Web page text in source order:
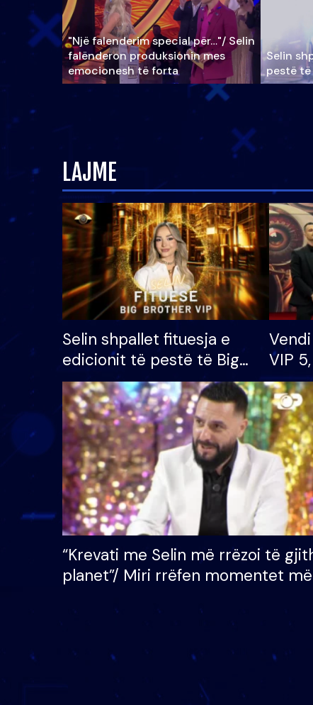
"Një falenderim special për…"/ Selin
falënderon produksionin mes
emocionesh të forta
Selin
pestë të
LAJME
Selin shpallet fituesja e
edicionit të pestë të Big
Brother VIP, rrëmben
çmimin e madh prej 100
mijë eurosh
VIP
“Krevati me Selin më rrëzoi të
planet”/ Miri rrëfen momentet
mungojë zilja e mëngjesit kur…